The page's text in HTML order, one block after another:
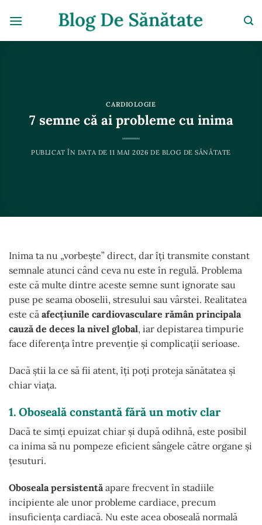
CARDIOLOGIE
7 semne că ai probleme cu inima
PUBLICAT ÎN DATA DE11 MAI 2026 DE BLOG DE SĂNĂTATE
Inima ta nu „vorbește” direct, dar îți transmite constant
semnale atunci când ceva nu este în regulă. Problema
este că multe dintre aceste semne sunt ignorate sau
puse pe seama oboselii, stresului sau vârstei. Realitatea
este că afecțiunile cardiovasculare rămân principala
cauză de deces la nivel global, iar depistarea timpurie
face diferența între prevenție și complicații serioase.
Dacă știi la ce să fii atent, îți poți proteja sănătatea și
chiar viața.
1. Oboseală constantă fără un motiv clar
Dacă te simți epuizat chiar și după odihnă, este posibil
ca inima să nu pompeze eficient sângele către organe și
țesuturi.
Oboseala persistentă apare frecvent în stadiile
incipiente ale unor probleme cardiace, precum
insuficiența cardiacă. Nu este acea oboseală normală